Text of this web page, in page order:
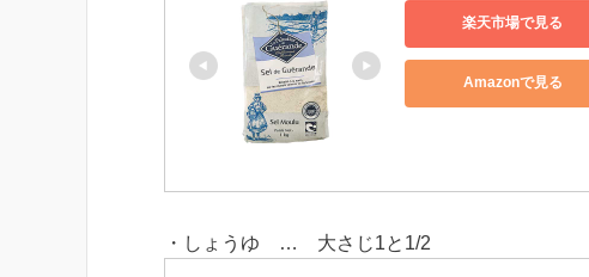
楽天市場で見る
Amazonで見る
・しょうゆ … 大さじ1と1/2